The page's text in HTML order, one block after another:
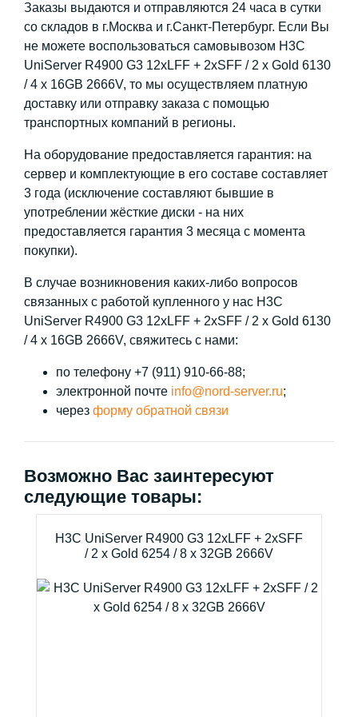
Заказы выдаются и отправляются 24 часа в сутки
со складов в г.Москва и г.Санкт-Петербург. Если Вы
не можете воспользоваться самовывозом H3C
UniServer R4900 G3 12xLFF + 2xSFF / 2 x Gold 6130
/ 4 x 16GB 2666V, то мы осуществляем платную
доставку или отправку заказа с помощью
транспортных компаний в регионы.
На оборудование предоставляется гарантия: на
сервер и комплектующие в его составе составляет
3 года (исключение составляют бывшие в
употреблении жёсткие диски - на них
предоставляется гарантия 3 месяца с момента
покупки).
В случае возникновения каких-либо вопросов
связанных с работой купленного у нас H3C
UniServer R4900 G3 12xLFF + 2xSFF / 2 x Gold 6130
/ 4 x 16GB 2666V, свяжитесь с нами:
по телефону +7 (911) 910-66-88;
электронной почте info@nord-server.ru;
через форму обратной связи
Возможно Вас заинтересуют
следующие товары:
H3C UniServer R4900 G3 12xLFF + 2xSFF
/ 2 x Gold 6254 / 8 x 32GB 2666V